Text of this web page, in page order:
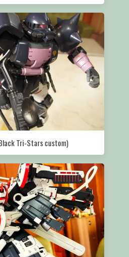
Tri-Stars custom)